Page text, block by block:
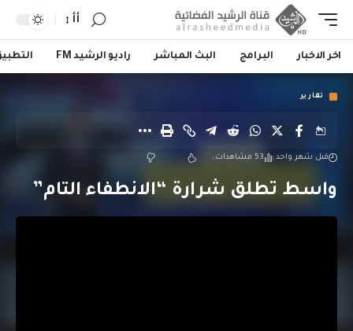
أأ
اخر الاخبار البرامج البث المباشر راديو الرشيد FM
تقارير
قبل شهر واحد 53 مشاهدات
واسط تطلق شرارة “الانطفاء التام”